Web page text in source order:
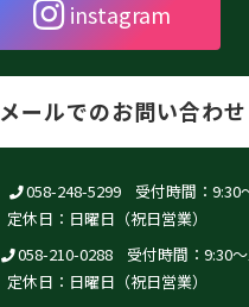
instagram
メールでのお問い合わせ
058-248-5299
受付時間：9:30
定休日：日曜日（祝日営業）
058-210-0288
受付時間：9:30
定休日：日曜日（祝日営業）